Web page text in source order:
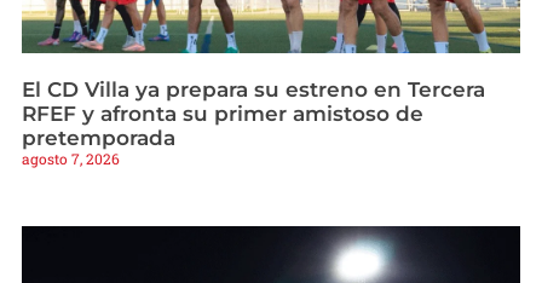
El CD Villa ya prepara su estreno en Tercera
RFEF y afronta su primer amistoso de
pretemporada
agosto 7, 2026